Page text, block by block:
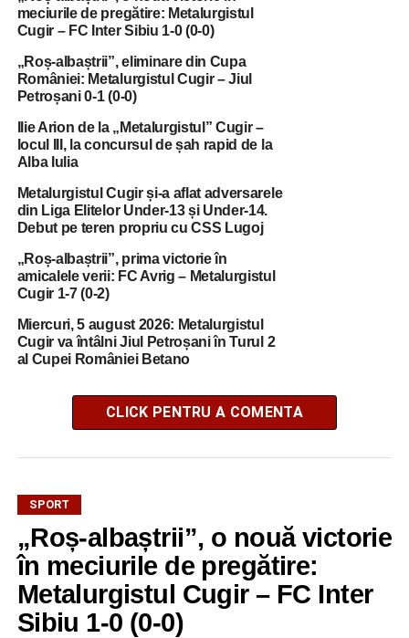
meciurile de pregătire: Metalurgistul
Cugir – FC Inter Sibiu 1-0 (0-0)
„Roș-albaștrii”, eliminare din Cupa
României: Metalurgistul Cugir – Jiul
Petroșani 0-1 (0-0)
Ilie Arion de la „Metalurgistul” Cugir –
locul III, la concursul de șah rapid de la
Alba Iulia
Metalurgistul Cugir și-a aflat adversarele
din Liga Elitelor Under-13 și Under-14.
Debut pe teren propriu cu CSS Lugoj
„Roș-albaștrii”, prima victorie în
amicalele verii: FC Avrig – Metalurgistul
Cugir 1-7 (0-2)
Miercuri, 5 august 2026: Metalurgistul
Cugir va întâlni Jiul Petroșani în Turul 2
al Cupei României Betano
CLICK PENTRU A COMENTA
SPORT
„Roș-albaștrii”, o nouă victorie
în meciurile de pregătire:
Metalurgistul Cugir – FC Inter
Sibiu 1-0 (0-0)